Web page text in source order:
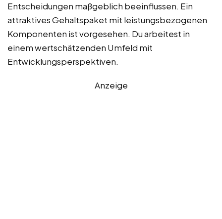
Entscheidungen maßgeblich beeinflussen. Ein
attraktives Gehaltspaket mit leistungsbezogenen
Komponenten ist vorgesehen. Du arbeitest in
einem wertschätzenden Umfeld mit
Entwicklungsperspektiven.
Anzeige